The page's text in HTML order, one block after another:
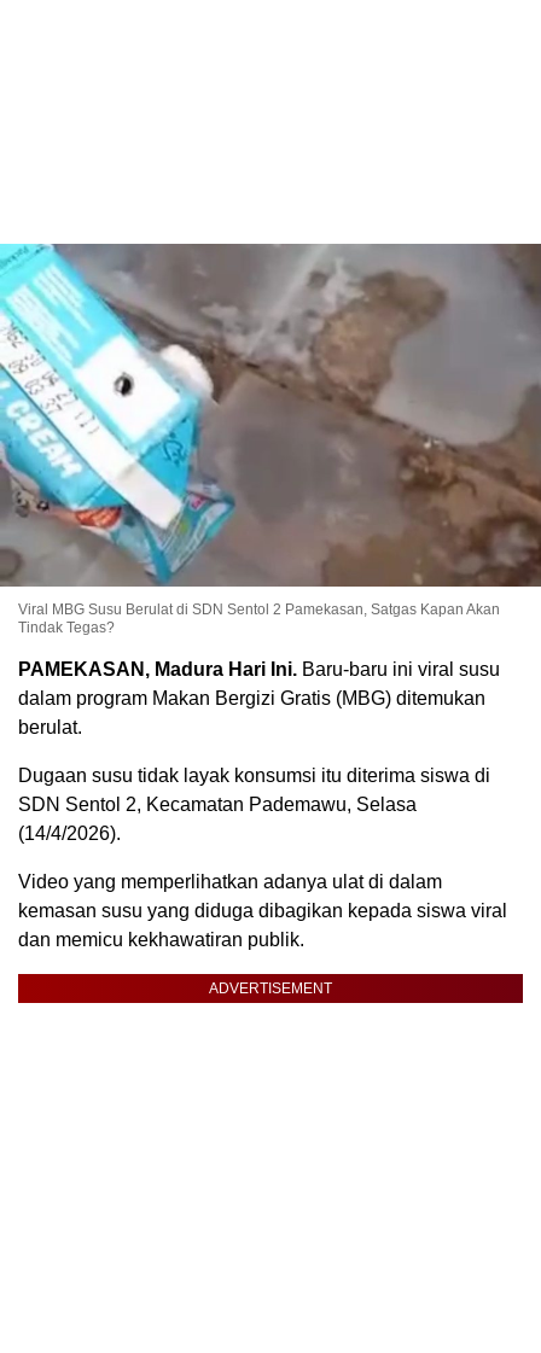
Viral MBG Susu Berulat di SDN Sentol 2 Pamekasan, Satgas Kapan Akan
Tindak Tegas?
PAMEKASAN, Madura Hari Ini. Baru-baru ini viral susu
dalam program Makan Bergizi Gratis (MBG) ditemukan
berulat.
Dugaan susu tidak layak konsumsi itu diterima siswa di
SDN Sentol 2, Kecamatan Pademawu, Selasa
(14/4/2026).
Video yang memperlihatkan adanya ulat di dalam
kemasan susu yang diduga dibagikan kepada siswa viral
dan memicu kekhawatiran publik.
ADVERTISEMENT